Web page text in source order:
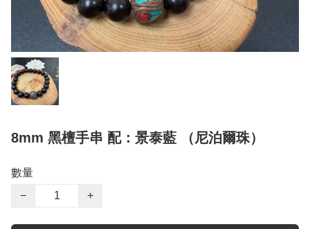
8mm 黑檀手串 配：景泰藍 （尼泊爾珠）
數量
−
+